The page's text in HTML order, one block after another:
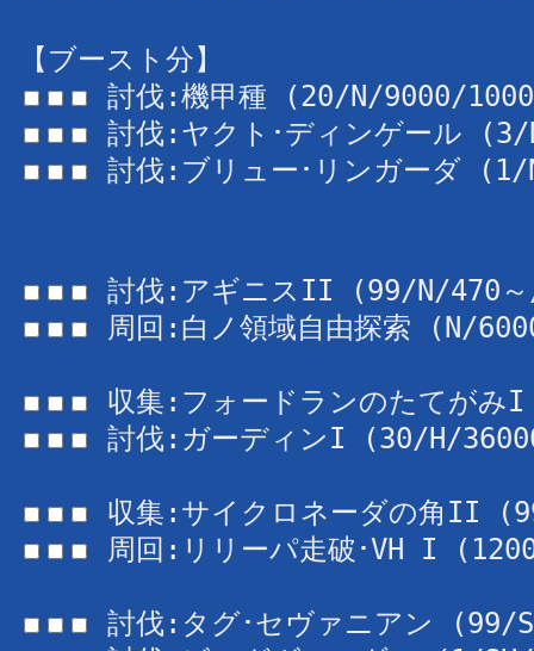
【ブースト分】
討伐:ブリュー･リンガーダ
周回:白ノ領域自由探索 (N/
討伐:ガーディンI (30/H/
周回:リリーパ走破･VH I